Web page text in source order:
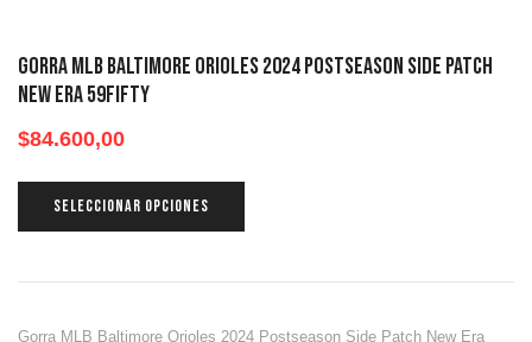
Gorra MLB Baltimore Orioles 2024 Postseason Side Patch
New Era 59fifty
$84.600,00
SELECCIONAR OPCIONES
Gorra MLB Baltimore Orioles 2024 Postseason Side Patch New Era